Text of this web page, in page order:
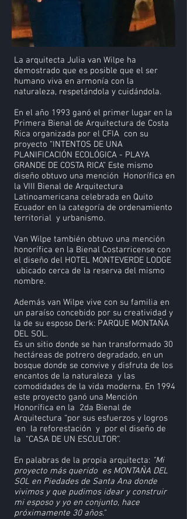
La arquitecta Julia van Wilpe ha
demostrado que es posible que el ser
humano viva en armonía con la
naturaleza, respetándola y cuidándola.
En el año 1993 ganó el primer lugar en la
Primera Bienal de Arquitectura de Costa
Rica organizada por el CFIA con su
proyecto “INTENTOS DE UNA
PLANIFICACIÓN ECOLÓGICA - PLAYA
GRANDE DE COSTA RICA” Este mismo
diseño obtuvo una mención Honorífica en
la VIII Bienal de Arquitectura
Latinoamericana celebrada en Quito
Ecuador en la categoría de ordenamiento
territorial y urbanismo.
Van Wilpe también obtuvo una mención
honorífica en la Bienal Costarricense con
el diseño del HOTEL MONTEVERDE LODGE
ubicado cerca de la reserva del mismo
nombre.
Además van Wilpe vive con su familia en
un paraíso concebido por su creatividad y
la de su esposo Derk: PARQUE MONTAÑA
DEL SOL.
Es un sitio donde se han transformado 30
hectáreas de potrero degradado, en un
bosque donde se convive y disfruta de los
encantos de la naturaleza y las
comodidades de la vida moderna. En 1994
este proyecto ganó una Mención
Honorífica en la 2da Bienal de
Arquitectura “por sus esfuerzos y logros
en la reforestación y por el diseño de
la “CASA DE UN ESCULTOR”.
En palabras de la propia arquitecta: "Mi
proyecto más querido es MONTAÑA DEL
SOL en Piedades de Santa Ana donde
vivimos y que pudimos idear y construir
mi esposo y yo en conjunto, hace
próximamente 30 años."